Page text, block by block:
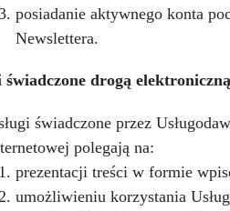
posiadanie aktywnego konta
Newslettera.
świadczone drogą elektroniczną
świadczone przez
polegają na:
prezentacji treści w formie
umożliwieniu korzystania